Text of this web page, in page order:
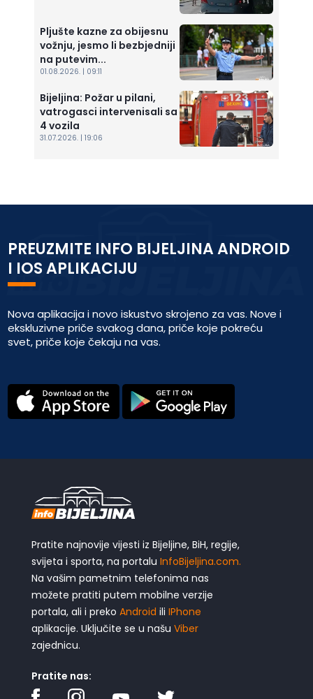
Pljušte kazne za obijesnu
vožnju, jesmo li bezbjedniji
na putevim...
01.08.2026. | 09:11
Bijeljina: Požar u pilani,
vatrogasci intervenisali sa
4 vozila
31.07.2026. | 19:06
PREUZMITE INFO BIJELJINA ANDROID
I IOS APLIKACIJU
Nova aplikacija i novo iskustvo skrojeno za vas. Nove i
ekskluzivne priče svakog dana, priče koje pokreću
svet, priče koje čekaju na vas.
Pratite najnovije vijesti iz Bijeljine, BiH, regije,
svijeta i sporta, na portalu InfoBijeljina.com.
Na vašim pametnim telefonima nas
možete pratiti putem mobilne verzije
portala, ali i preko Android ili IPhone
aplikacije. Uključite se u našu Viber
zajednicu.
Pratite nas: